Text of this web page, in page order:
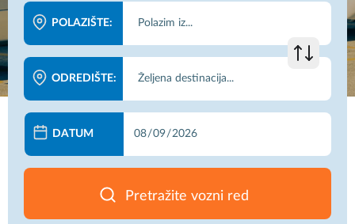
POLAZIŠTE:
ODREDIŠTE:
DATUM
Pretražite vozni red